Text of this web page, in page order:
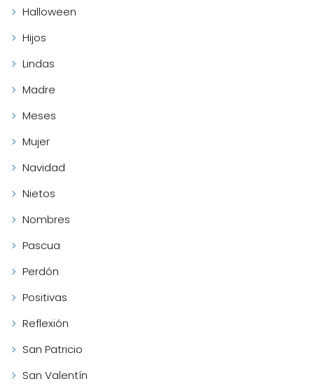
Halloween
Hijos
Lindas
Madre
Meses
Mujer
Navidad
Nietos
Nombres
Pascua
Perdón
Positivas
Reflexión
San Patricio
San Valentín